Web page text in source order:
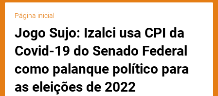
Página inicial
Jogo Sujo: Izalci usa CPI da
Covid-19 do Senado Federal
como palanque político para
as eleições de 2022